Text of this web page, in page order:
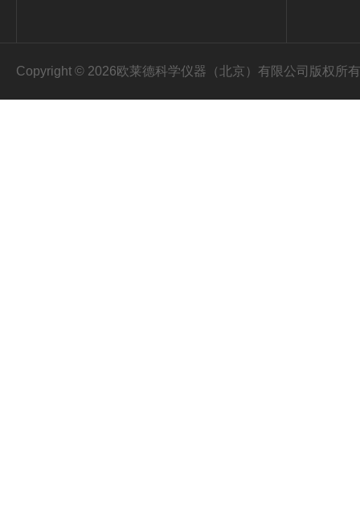
Copyright © 2026欧莱德科学仪器（北京）有限公司版权